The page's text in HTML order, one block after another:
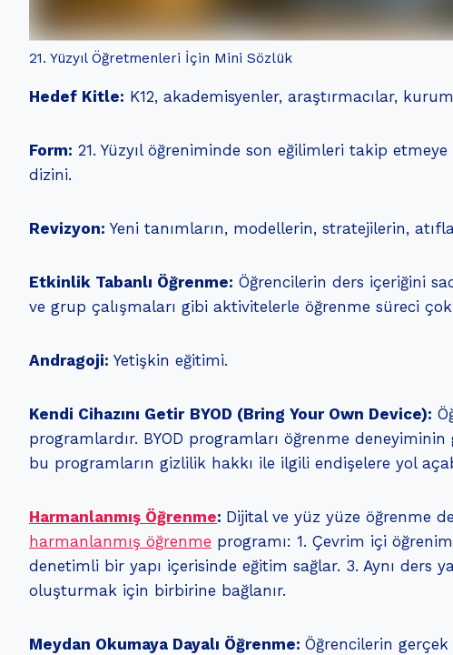
21. Yüzyıl Öğretmenleri İçin Mini Sözlük
Hedef Kitle: K12, akademisyenler, araştırmacılar,
Form: 21. Yüzyıl öğreniminde son eğilimleri takip
dizini.
Revizyon: Yeni tanımların, modellerin, stratejilerin,
Etkinlik Tabanlı Öğrenme: Öğrencilerin ders içeriğini
ve grup çalışmaları gibi aktivitelerle öğrenme süreci
Andragoji: Yetişkin eğitimi.
Kendi Cihazını Getir BYOD (Bring Your Own Device):
programlardır. BYOD programları öğrenme
bu programların gizlilik hakkı ile ilgili endişelere yol
Harmanlanmış Öğrenme: Dijital ve yüz yüze öğrenme
harmanlanmış öğrenme programı: 1. Çevrim içi
denetimli bir yapı içerisinde eğitim sağlar. 3. Aynı
oluşturmak için birbirine bağlanır.
Meydan Okumaya Dayalı Öğrenme: Öğrencilerin